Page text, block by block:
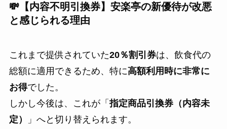
💸【内容不明引換券】安楽亭の新優待が改悪
と感じられる理由
これまで提供されていた20％割引券は、飲食代の
総額に適用できるため、特に高額利用時に非常に
お得でした。
しかし今後は、これが「指定商品引換券（内容未
定）
」へと切り替えられます。